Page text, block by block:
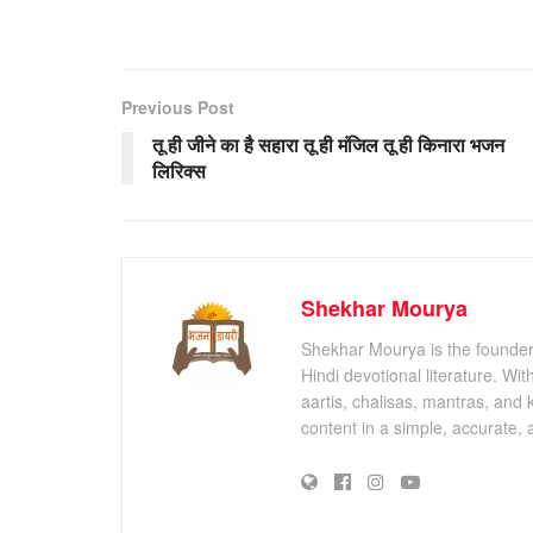
Previous Post
तू ही जीने का है सहारा तू ही मंजिल तू ही किनारा भजन
लिरिक्स
Shekhar Mourya
Shekhar Mourya is the
Hindi devotional literature.
aartis, chalisas, mantras, and
content in a simple, accurate,